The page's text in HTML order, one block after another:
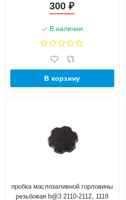
300₽
В наличии
В корзину
пробка маслозаливной горловины
резьбовая b@3 2110-2112, 1118